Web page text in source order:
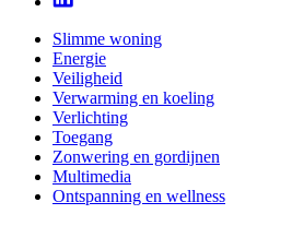
Slimme woning
Energie
Veiligheid
Verwarming en koeling
Verlichting
Toegang
Zonwering en gordijnen
Multimedia
Ontspanning en wellness